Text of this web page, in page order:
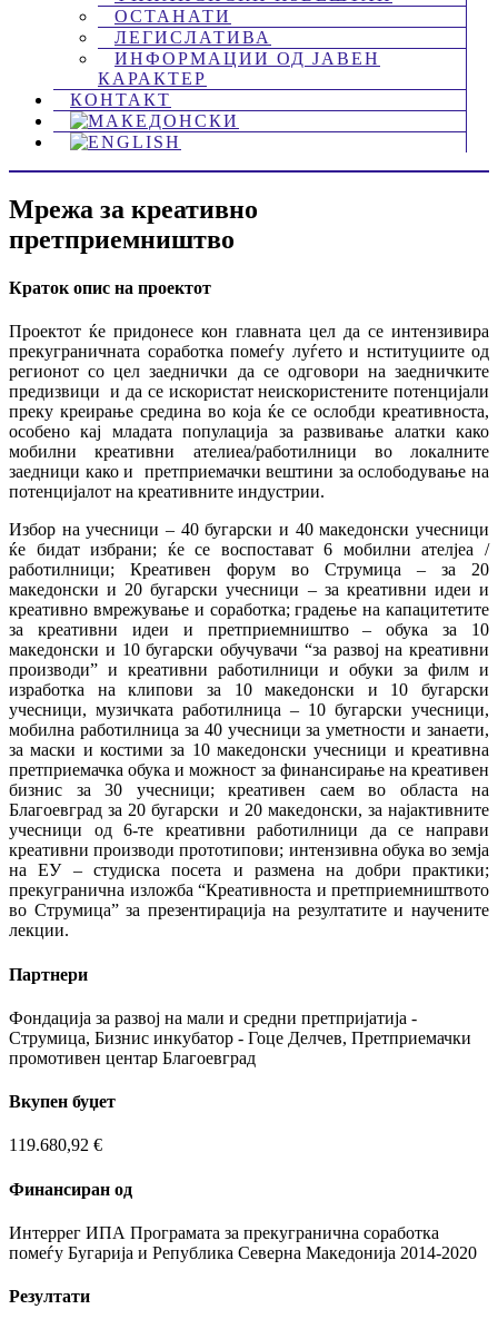
ОСТАНАТИ
ЛЕГИСЛАТИВА
ИНФОРМАЦИИ ОД ЈАВЕН
КАРАКТЕР
КОНТАКТ
Мрежа за креативно
претприемништво
Краток опис на проектот
Проектот ќе придонесе кон главната цел да се интензивира
прекуграничната соработка помеѓу луѓето и нституциите од
регионот со цел заеднички да се одговори на заедничките
предизвици и да се искористат неискористените потенцијали
преку креирање средина во која ќе се ослобди креативноста,
особено кај младата популација за развивање алатки како
мобилни креативни ателиеа/работилници во локалните
заедници како и претприемачки вештини за ослободување на
потенцијалот на креативните индустрии.
Избор на учесници – 40 бугарски и 40 македонски учесници
ќе бидат избрани; ќе се воспостават 6 мобилни ателјеа /
работилници; Креативен форум во Струмица – за 20
македонски и 20 бугарски учесници – за креативни идеи и
креативно вмрежување и соработка; градење на капацитетите
за креативни идеи и претприемништво – обука за 10
македонски и 10 бугарски обучувачи “за развој на креативни
производи” и креативни работилници и обуки за филм и
изработка на клипови за 10 македонски и 10 бугарски
учесници, музичката работилница – 10 бугарски учесници,
мобилна работилница за 40 учесници за уметности и занаети,
за маски и костими за 10 македонски учесници и креативна
претприемачка обука и можност за финансирање на креативен
бизнис за 30 учесници; креативен саем во областа на
Благоевград за 20 бугарски и 20 македонски, за најактивните
учесници од 6-те креативни работилници да се направи
креативни производи прототипови; интензивна обука во земја
на ЕУ – студиска посета и размена на добри практики;
прекугранична изложба “Креативноста и претприемништвото
во Струмица” за презентирација на резултатите и научените
лекции.
Партнери
Фондација за развој на мали и средни претпријатија -
Струмица, Бизнис инкубатор - Гоце Делчев, Претприемачки
промотивен центар Благоевград
Вкупен буџет
119.680,92 €
Финансиран од
Интеррег ИПА Програмата за прекугранична соработка
помеѓу Бугарија и Република Северна Македонија 2014-2020
Резултати